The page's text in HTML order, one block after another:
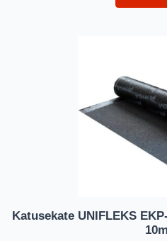
Katusekate UNIFLEKS